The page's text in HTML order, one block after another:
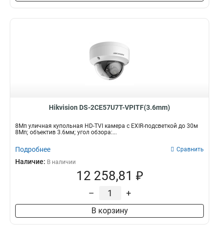
Hikvision DS-2CE57U7T-VPITF(3.6mm)
8Мп уличная купольная HD-TVI камера с EXIR-подсветкой до 30м
8Мп; объектив 3.6мм; угол обзора:...
Подробнее Сравнить
Наличие: В наличии
12 258,81 ₽
– +
В корзину